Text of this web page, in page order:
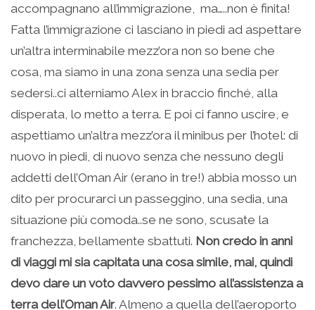
accompagnano all’immigrazione, ma…..non è finita!
Fatta l’immigrazione ci lasciano in piedi ad aspettare
un’altra interminabile mezz’ora non so bene che
cosa, ma siamo in una zona senza una sedia per
sedersi..ci alterniamo Alex in braccio finché, alla
disperata, lo metto a terra. E poi ci fanno uscire, e
aspettiamo un’altra mezz’ora il minibus per l’hotel: di
nuovo in piedi, di nuovo senza che nessuno degli
addetti dell’Oman Air (erano in tre!) abbia mosso un
dito per procurarci un passeggino, una sedia, una
situazione più comoda..se ne sono, scusate la
franchezza, bellamente sbattuti. Non credo in anni
di viaggi mi sia capitata una cosa simile, mai, quindi
devo dare un voto davvero pessimo all’assistenza a
terra dell’Oman Air. Almeno a quella dell’aeroporto